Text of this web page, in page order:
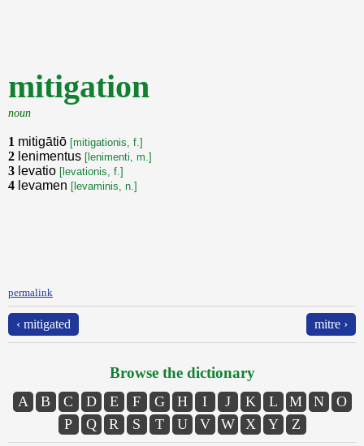
mitigation
noun
1 mitigātiō [mitigationis, f.]
2 lenimentus [lenimenti, m.]
3 levatio [levationis, f.]
4 levamen [levaminis, n.]
permalink
‹ mitigated mitre ›
Browse the dictionary
A B C D E F G H I J K L M N
O
P
Q R S T U V W X Y Z